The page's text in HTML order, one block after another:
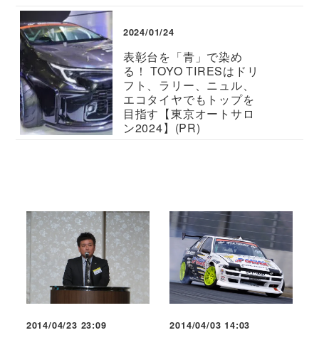
2024/01/24
表彰台を「青」で染め
る！ TOYO TIRESはドリ
フト、ラリー、ニュル、
エコタイヤでもトップを
目指す【東京オートサロ
ン2024】(PR)
2014/04/23 23:09 2014/04/03 14:03